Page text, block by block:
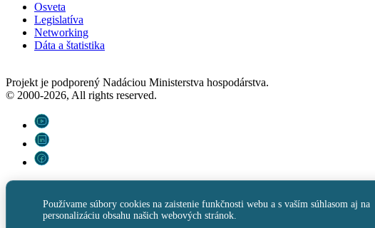
Osveta
Legislatíva
Networking
Dáta a štatistika
Projekt je podporený Nadáciou Ministerstva hospodárstva.
© 2000-2026, All rights reserved.
Používame súbory cookies na zaistenie funkčnosti webu a s vaším súhlasom aj na
personalizáciu obsahu našich webových stránok.